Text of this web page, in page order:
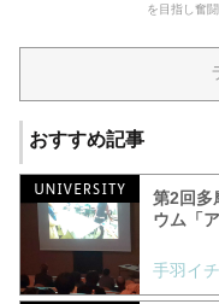
を目指し奮闘
おすすめ記事
第2回多
ウム「
手羽イ